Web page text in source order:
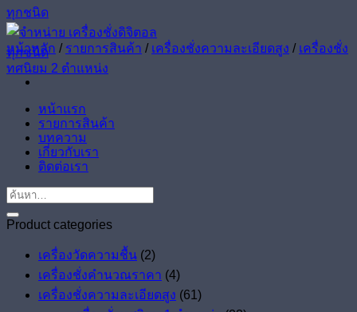
หน้าแรก
รายการสินค้า
บทความ
เกี่ยวกับเรา
ติดต่อเรา
หน้าหลัก / รายการสินค้า / เครื่องชั่งความละเอียดสูง / เครื่องชั่ง
ทศนิยม 2 ตำแหน่ง
ค้นหา:
Product categories
เครื่องวัดความชื้น (2)
เครื่องชั่งคำนวณราคา (4)
เครื่องชั่งความละเอียดสูง (61)